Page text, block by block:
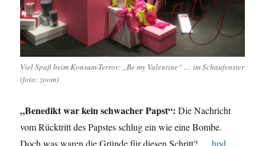
Viel Spaß beim Konsum-Terror: „Be my Valentine“ … im Schaufenster
(foto: zoom)
„Benedikt war kein schwacher Papst“: Die Nachricht
vom Rücktritt des Papstes schlug ein wie eine Bombe.
Doch was waren die Gründe für diesen Schritt? …hpd